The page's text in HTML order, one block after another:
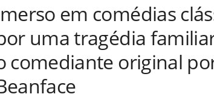
em comédias
uma tragédia
comediante original